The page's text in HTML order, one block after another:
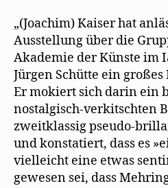
„(Joachim) Kaiser hat
Ausstellung über die
Akademie der Künste im
Jürgen Schütte ein
Er mokiert sich darin ein
nostalgisch-verkitschten
zweitklassig pseudo-
und konstatiert, dass es
vielleicht eine etwas
gewesen sei, dass